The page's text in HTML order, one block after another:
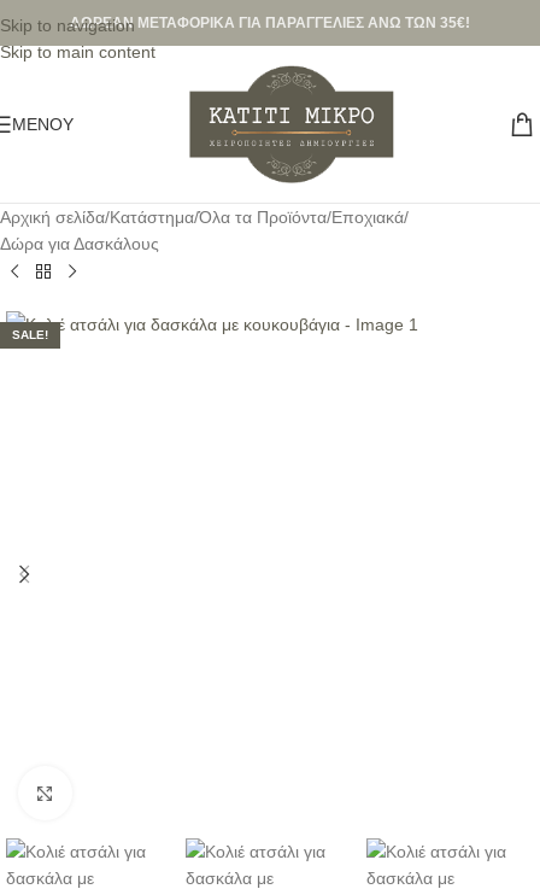
Skip to navigation
Skip to main content
ΔΩΡΕΑΝ ΜΕΤΑΦΟΡΙΚΑ ΓΙΑ ΠΑΡΑΓΓΕΛΙΕΣ ΑΝΩ ΤΩΝ 35€!
ΜΕΝΟΎ
Αρχική σελίδα/Κατάστημα/Όλα τα Προϊόντα/Εποχιακά/
Δώρα για Δασκάλους
SALE!